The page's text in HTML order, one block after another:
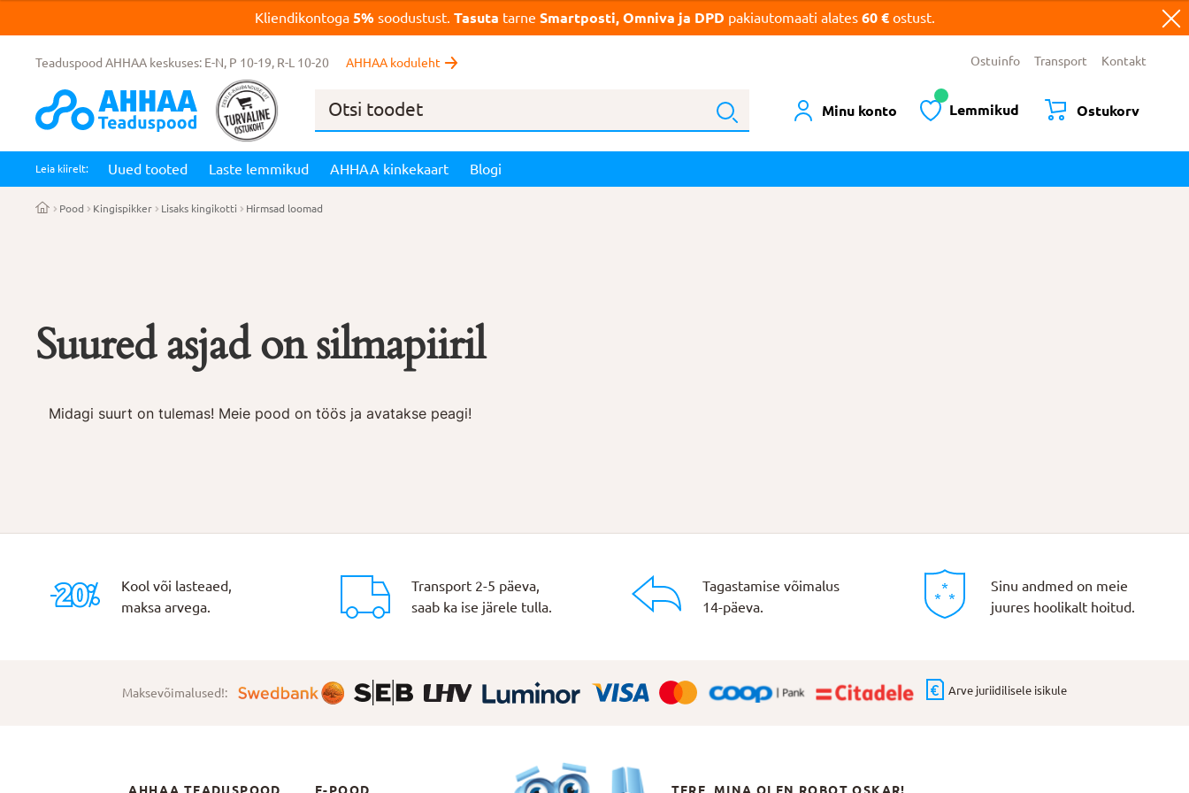
Kliendikontoga5% soodustust. Tasuta tarne Smartposti, Omniva ja DPD pakiautomaati alates 60 € ostust.
Teaduspood AHHAA keskuses: E-N, P 10-19, R-L 10-20 AHHAA koduleht Ostuinfo Transport Kontakt
Products
Minu konto Lemmikud Ostukorv
Leia kiirelt: Uued tooted Laste lemmikud AHHAA kinkekaart Blogi
Pood Kingispikker Lisaks kingikotti Hirmsad loomad
Suured asjad on silmapiiril
Midagi suurt on tulemas! Meie pood on töös ja avatakse peagi!
Kool või lasteaed,
maksa arvega.
Transport 2-5 päeva,
saab ka ise järele tulla.
Tagastamise võimalus
14-päeva.
Sinu andmed on meie
juures hoolikalt hoitud.
Maksevõimalused!: Arve juriidilisele isikule
AHHAA TEADUSPOOD E-POOD TERE, MINA OLEN ROBOT OSKAR!